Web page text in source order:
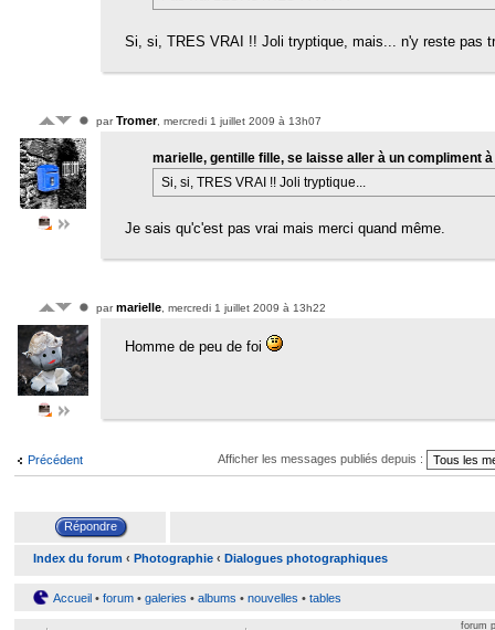
Si, si, TRES VRAI !! Joli tryptique, mais... n'y reste pas
parTromer, mercredi 1 juillet 2009 à 13h07
marielle, gentille fille, se laisse aller à un compliment
Si, si, TRES VRAI !! Joli tryptique...
Je sais qu'c'est pas vrai mais merci quand même.
parmarielle , mercredi 1 juillet 2009 à 13h22
Homme de peu de foi
Précédent Afficher les messages publiés depuis :
Index du forum ‹ Photographie ‹ Dialogues photographiques
Accueil • forum • galeries • albums • nouvelles • tables
forum